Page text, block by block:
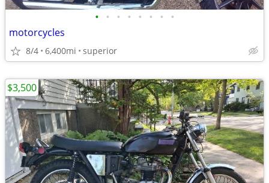
• • • • • • • •
motorcycles
8/4 6,400mi superior
$3,500